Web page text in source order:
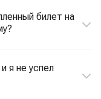
билет на
я не успел